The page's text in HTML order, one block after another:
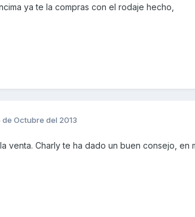
ya te la compras con el rodaje hecho,
de Octubre del 2013
venta. Charly te ha dado un buen consejo, en